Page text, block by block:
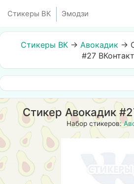
Стикеры ВК Эмодзи
Стикеры ВК → Авокадик →
#27
Стикер Авокадик
Набор стикеров: